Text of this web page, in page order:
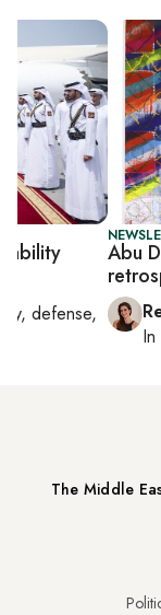
Abu
In
defense,
The Middle